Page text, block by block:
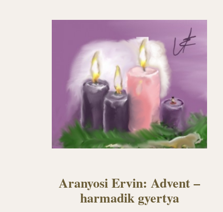
Aranyosi Ervin: Advent –
harmadik gyertya